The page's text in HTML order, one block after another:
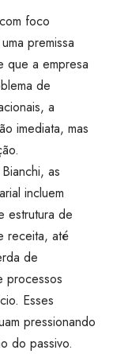
foco
premissa
que a empresa
de
a
imediata, mas
as
incluem
estrutura de
receita, até
de
processos
Esses
pressionando
do passivo.